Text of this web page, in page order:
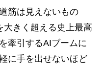
筋は見えないもの
きく超える史上最高
牽引するAIブームに
に手を出せないほど